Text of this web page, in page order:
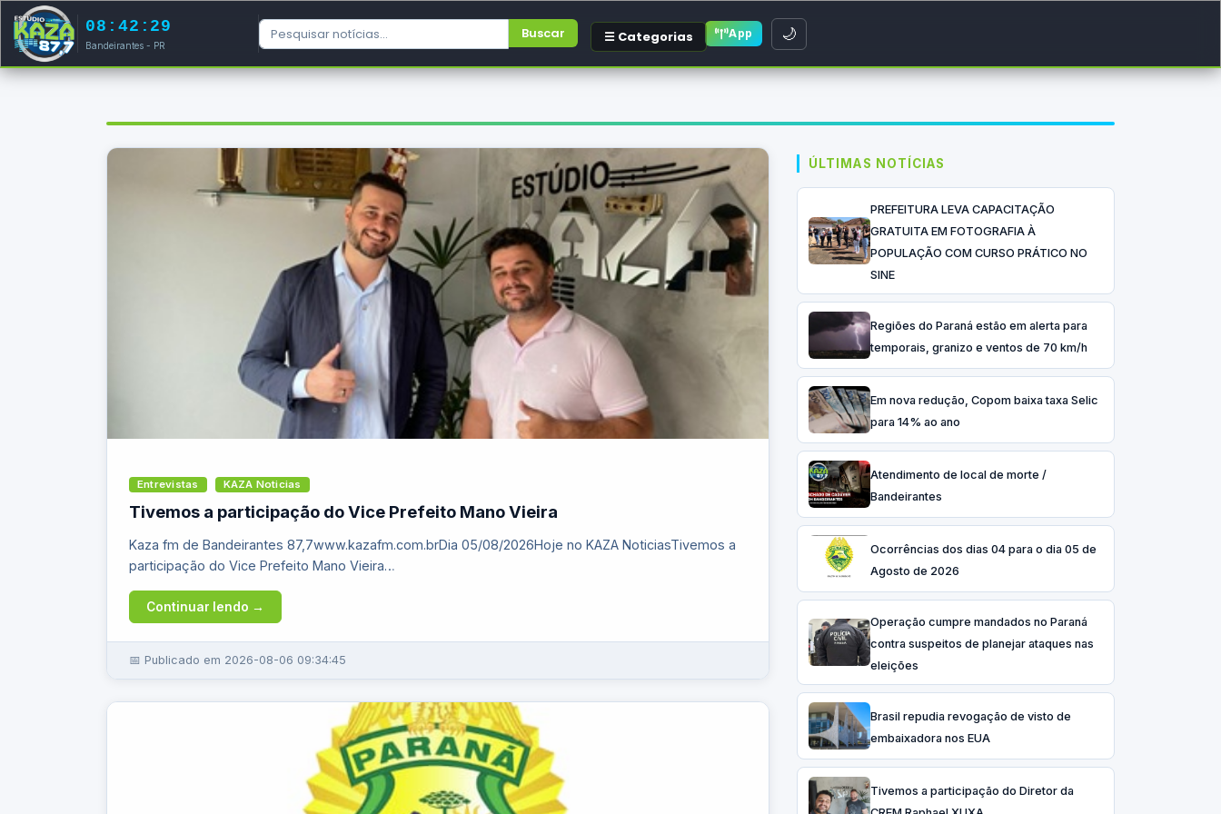
08:42:29
Bandeirantes - PR
Buscar ☰ Categorias App 🌙